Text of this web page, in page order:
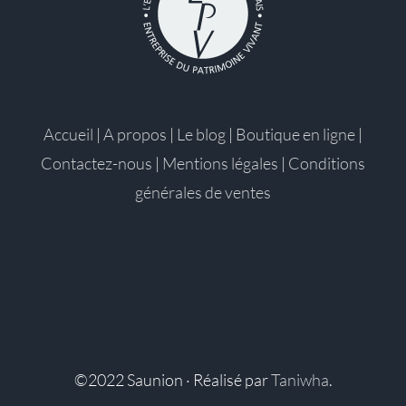
Accueil | A propos | Le blog | Boutique en ligne |
Contactez-nous | Mentions légales | Conditions
générales de ventes
©2022 Saunion · Réalisé parTaniwha.